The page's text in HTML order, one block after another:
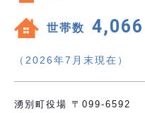
世帯数 4,066
（2026年7月末現在）
湧別町役場 〒099-6592